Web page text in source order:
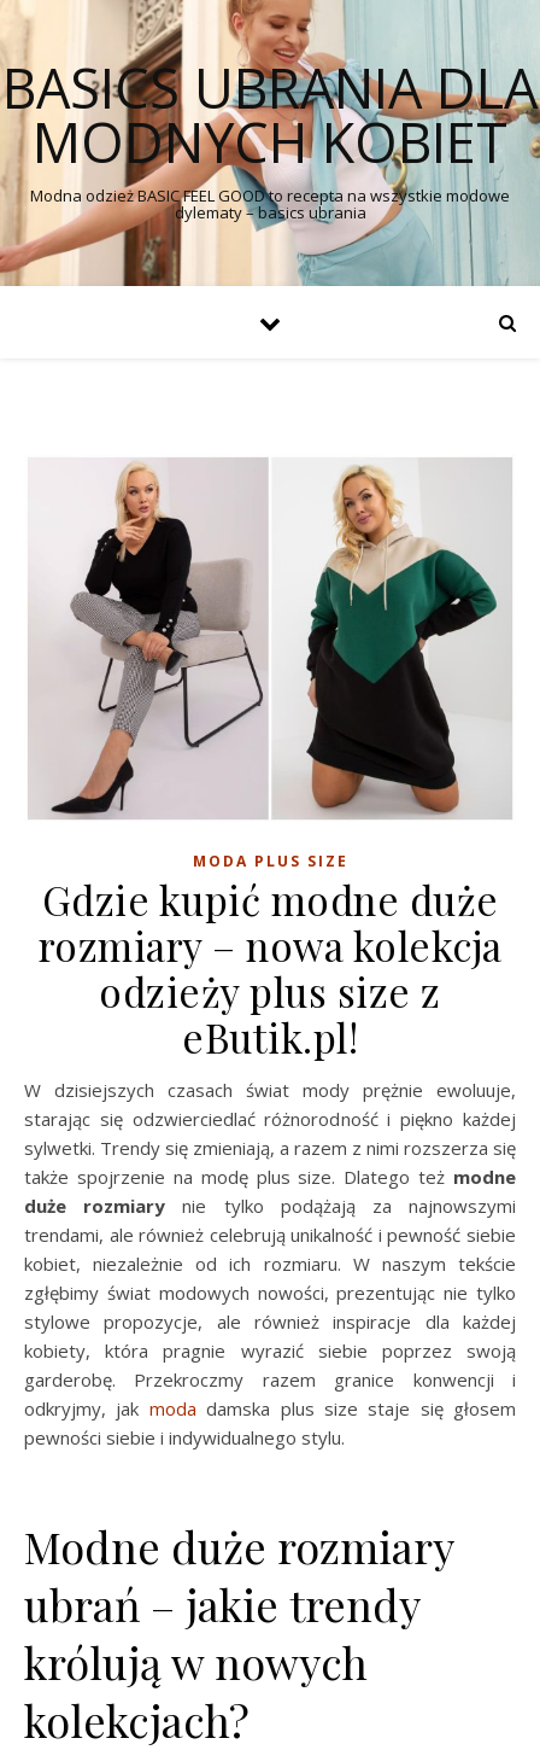
BASICS UBRANIA DLA
MODNYCH KOBIET
Modna odzież BASIC FEEL GOOD to recepta na wszystkie modowe
dylematy – basics ubrania
MODA PLUS SIZE
Gdzie kupić modne duże
rozmiary – nowa kolekcja
odzieży plus size z
eButik.pl!
W dzisiejszych czasach świat mody prężnie ewoluuje,
starając się odzwierciedlać różnorodność i piękno każdej
sylwetki. Trendy się zmieniają, a razem z nimi rozszerza się
także spojrzenie na modę plus size. Dlatego też modne
duże rozmiary nie tylko podążają za najnowszymi
trendami, ale również celebrują unikalność i pewność siebie
kobiet, niezależnie od ich rozmiaru. W naszym tekście
zgłębimy świat modowych nowości, prezentując nie tylko
stylowe propozycje, ale również inspiracje dla każdej
kobiety, która pragnie wyrazić siebie poprzez swoją
garderobę. Przekroczmy razem granice konwencji i
odkryjmy, jak moda damska plus size staje się głosem
pewności siebie i indywidualnego stylu.
Modne duże rozmiary
ubrań – jakie trendy
królują w nowych
kolekcjach?